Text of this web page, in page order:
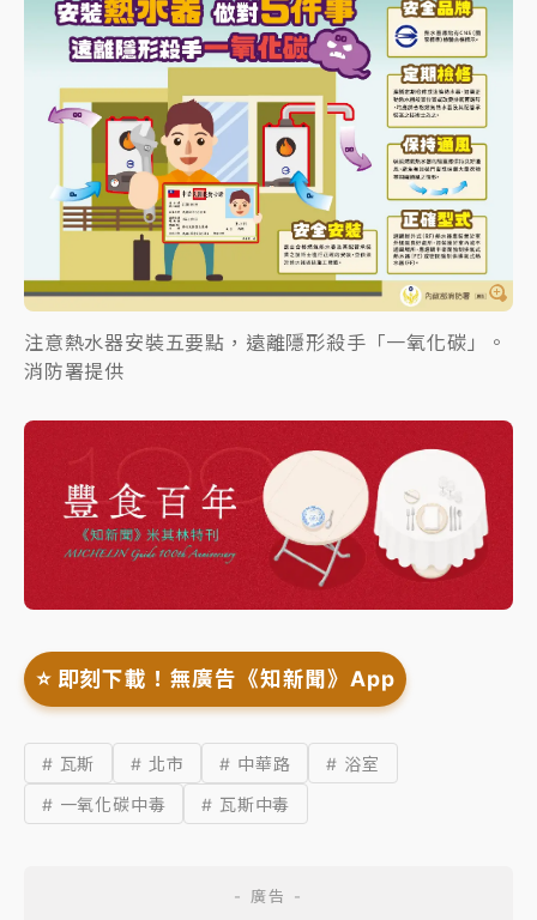
注意熱水器安裝五要點，遠離隱形殺手「一氧化碳」。
消防署提供
⭐️ 即刻下載！無廣告《知新聞》App
# 瓦斯 # 北市 # 中華路
# 浴室
# 一氧化碳中毒
# 瓦斯中毒